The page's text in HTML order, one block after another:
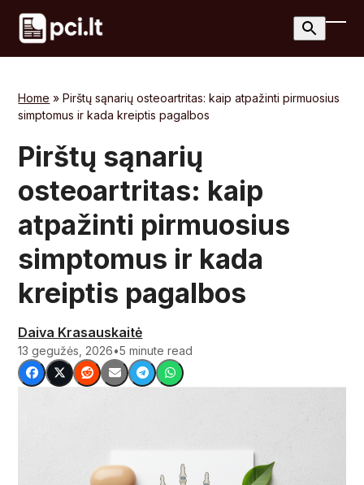
Skip
content
Home »Pirštų sąnarių osteoartritas: kaip atpažinti pirmuosius
simptomus ir kada kreiptis pagalbos
Pirštų sąnarių
osteoartritas: kaip
atpažinti pirmuosius
simptomus ir kada
kreiptis pagalbos
Daiva Krasauskaitė
13 gegužės, 2026•5 minute read